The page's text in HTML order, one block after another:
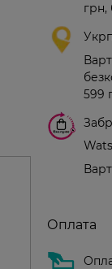
грн,
599
Оплата